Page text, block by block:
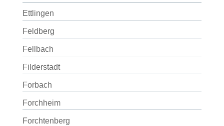
Ettlingen
Feldberg
Fellbach
Filderstadt
Forbach
Forchheim
Forchtenberg